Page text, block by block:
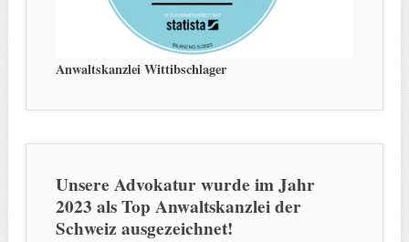
Anwaltskanzlei Wittibschlager
Unsere Advokatur wurde im Jahr
2023 als Top Anwaltskanzlei der
Schweiz ausgezeichnet!